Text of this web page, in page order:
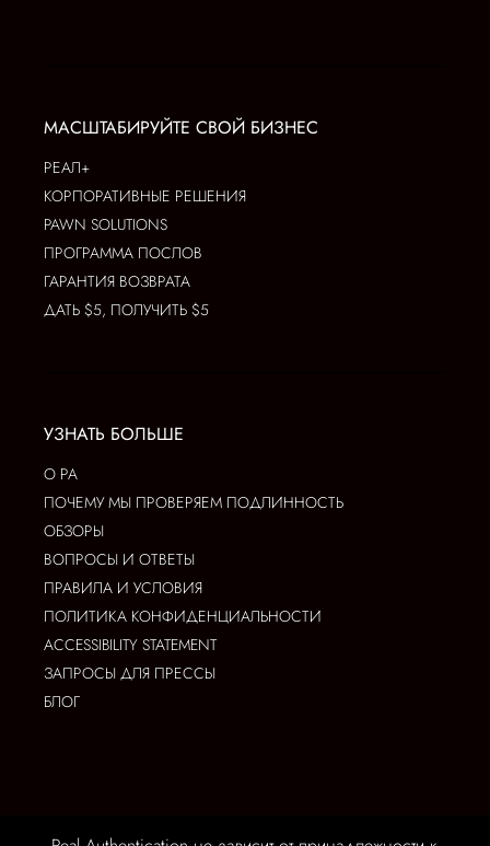
МАСШТАБИРУЙТЕ СВОЙ БИЗНЕС
РЕАЛ+
КОРПОРАТИВНЫЕ РЕШЕНИЯ
PAWN SOLUTIONS
ПРОГРАММА ПОСЛОВ
ГАРАНТИЯ ВОЗВРАТА
ДАТЬ $5, ПОЛУЧИТЬ $5
УЗНАТЬ БОЛЬШЕ
О РА
ПОЧЕМУ МЫ ПРОВЕРЯЕМ ПОДЛИННОСТЬ
ОБЗОРЫ
ВОПРОСЫ И ОТВЕТЫ
ПРАВИЛА И УСЛОВИЯ
ПОЛИТИКА КОНФИДЕНЦИАЛЬНОСТИ
ACCESSIBILITY STATEMENT
ЗАПРОСЫ ДЛЯ ПРЕССЫ
БЛОГ